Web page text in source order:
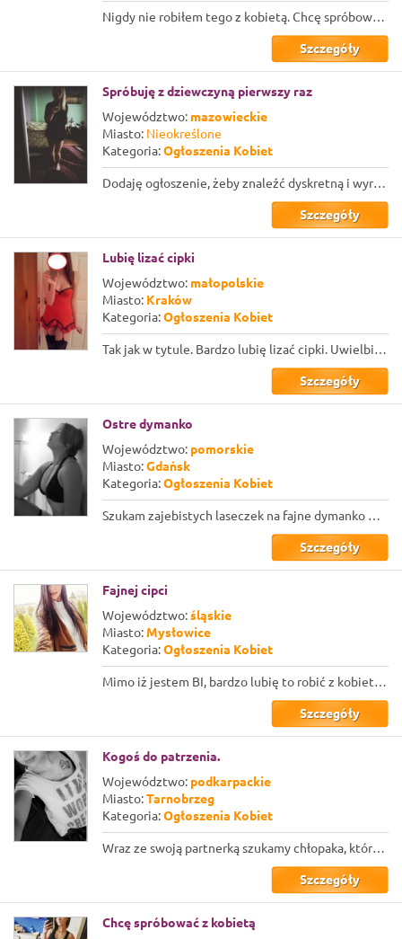
Nigdy nie robiłem tego z kobietą. Chcę spróbować. Szukam starszej kochanki ...
Szczegóły
Spróbuję z dziewczyną pierwszy raz
Województwo: mazowieckie
Miasto: Nieokreślone
Kategoria:Ogłoszenia Kobiet
Dodaję ogłoszenie, żeby znaleźć dyskretną i wyrozumiałą dziewczynę. Jak dotąd sp...
Szczegóły
Lubię lizać cipki
Województwo: małopolskie
Miasto: Kraków
Kategoria:Ogłoszenia Kobiet
Tak jak w tytule. Bardzo lubię lizać cipki. Uwielbiam lawirować języczkiem międz...
Szczegóły
Ostre dymanko
Województwo: pomorskie
Miasto:Gdańsk
Kategoria:Ogłoszenia Kobiet
Szukam zajebistych laseczek na fajne dymanko wibratorem, palcóweczkę i lizanie ...
Szczegóły
Fajnej cipci
Województwo:śląskie
Miasto: Mysłowice
Kategoria:Ogłoszenia Kobiet
Mimo iż jestem BI, bardzo lubię to robić z kobietami, dlatego się tutaj ogłaszam...
Szczegóły
Kogoś do patrzenia.
Województwo: podkarpackie
Miasto:Tarnobrzeg
Kategoria:Ogłoszenia Kobiet
Wraz ze swoją partnerką szukamy chłopaka, który miałby się na nas patrzeć podcza...
Szczegóły
Chcę spróbować z kobietą